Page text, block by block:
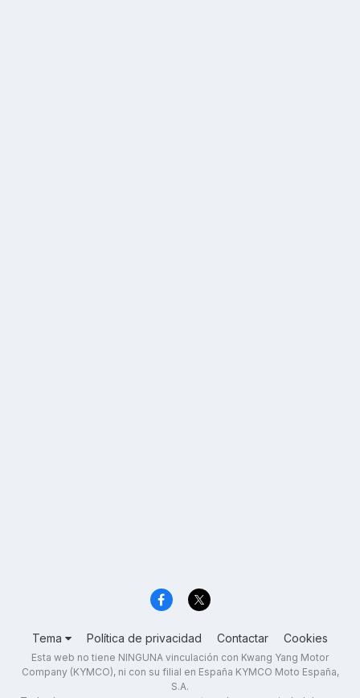
Tema Política de privacidad Contactar Cookies
Esta web no tiene NINGUNA vinculación con Kwang Yang Motor
Company (KYMCO), ni con su filial en España KYMCO Moto España,
S.A.